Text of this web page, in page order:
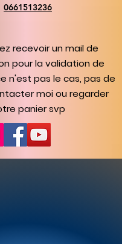
0661513236
recevoir un mail de
pour la validation de
n'est pas le cas, pas de
moi ou regarder
panier svp